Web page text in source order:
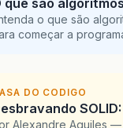
o que são
começar a
DO CODIGO
Alexandre Aquiles